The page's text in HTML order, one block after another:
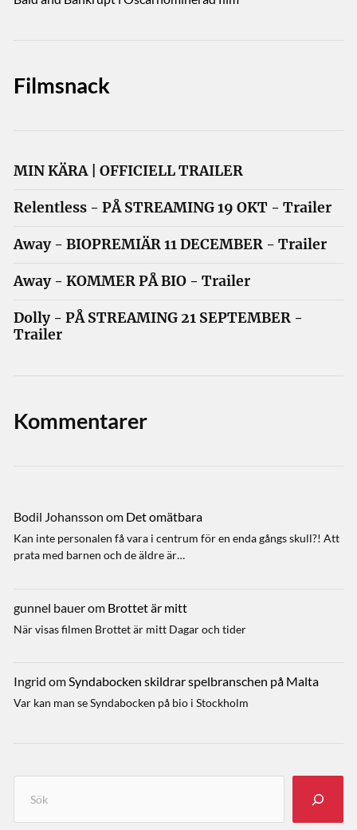
Filmsnack
MIN KÄRA | OFFICIELL TRAILER
Relentless - PÅ STREAMING 19 OKT - Trailer
Away - BIOPREMIÄR 11 DECEMBER - Trailer
Away - KOMMER PÅ BIO - Trailer
Dolly - PÅ STREAMING 21 SEPTEMBER -
Trailer
Kommentarer
Bodil Johansson om Det omätbara
Kan inte personalen få vara i centrum för en enda gångs skull?! Att
prata med barnen och de äldre är…
gunnel bauerom Brottet är mitt
När visas filmen Brottet är mitt Dagar och tider
Ingrid omSyndabocken skildrar spelbranschen på Malta
Var kan man se Syndabocken på bio i Stockholm